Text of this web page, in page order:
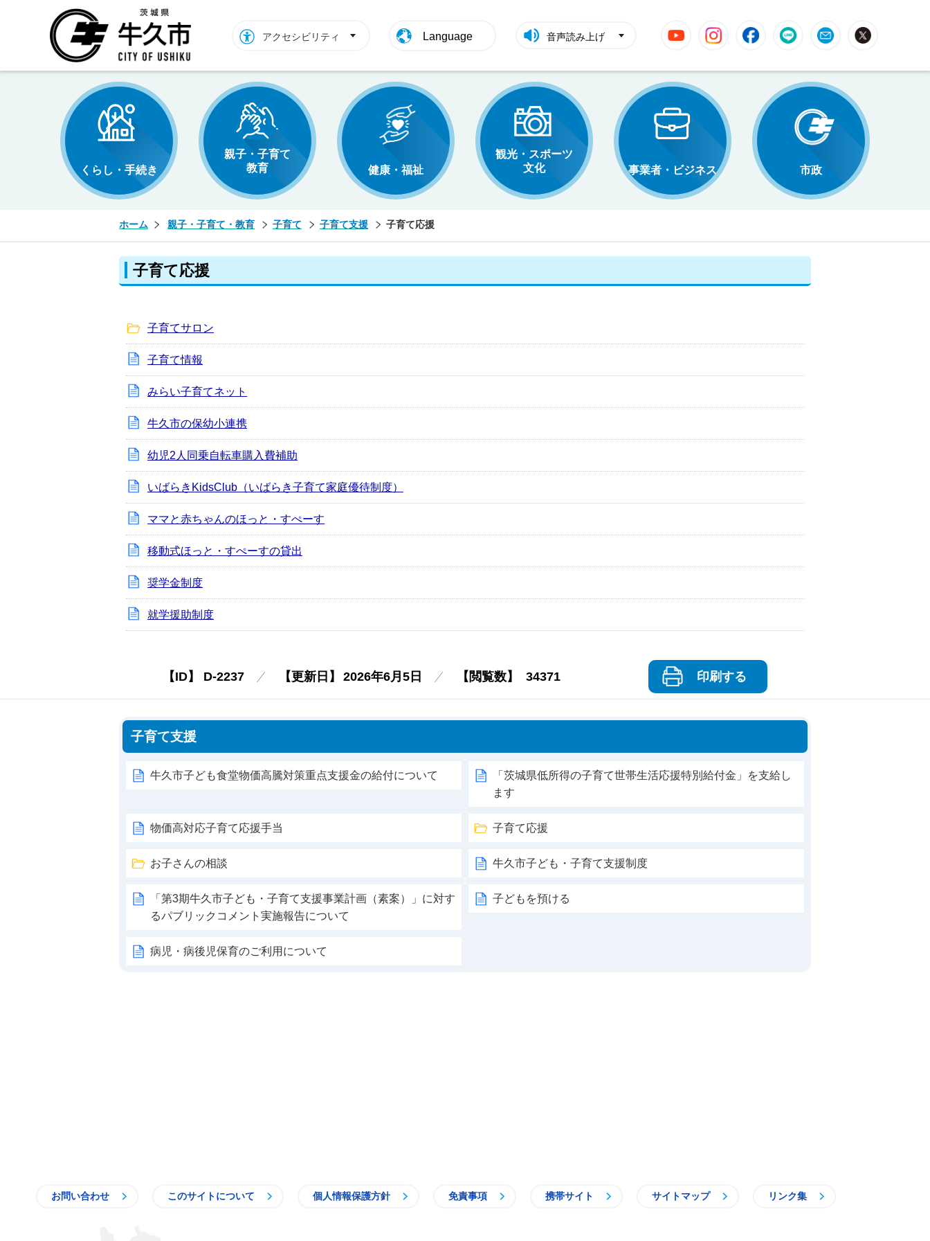
アクセシビリティ Language 音声読み上げ
YouTube InstagramFacebookLINE Mail
くらし・手続き
親子・子育て
教育
健康・福祉
観光・スポーツ
文化
事業者・ビジネス 市政
ホーム 親子・子育て・教育 子育て 子育て支援 子育て応援
子育て応援
子育てサロン
子育て情報
みらい子育てネット
牛久市の保幼小連携
幼児2人同乗自転車購入費補助
いばらきKidsClub（いばらき子育て家庭優待制度）
ママと赤ちゃんのほっと・すぺーす
移動式ほっと・すぺーすの貸出
奨学金制度
就学援助制度
【ID】 D-2237 【更新日】 2026年6月5日 【閲覧数】 34371 印刷する
子育て支援
牛久市子ども食堂物価高騰対策重点支援金の給付について
「茨城県低所得の子育て世帯生活応援特別給付金」を支給し
ます
物価高対応子育て応援手当 子育て応援
お子さんの相談 牛久市子ども・子育て支援制度
「第3期牛久市子ども・子育て支援事業計画（素案）」に対す
るパブリックコメント実施報告について
子どもを預ける
病児・病後児保育のご利用について
お問い合わせ このサイトについて 個人情報保護方針 免責事項 携帯サイト サイトマップ リンク集